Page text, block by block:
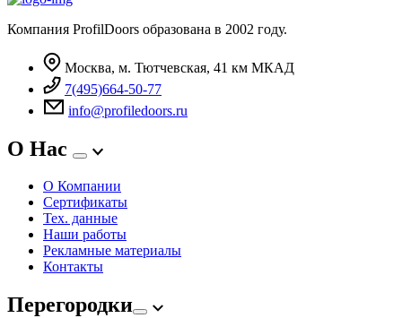
Компания ProfilDoors образована в 2002 году.
Москва, м. Тютчевская, 41 км МКАД
7(495)664-50-77
info@profiledoors.ru
О Нас
О Компании
Сертификаты
Тех. данные
Наши работы
Рекламные материалы
Контакты
Перегородки